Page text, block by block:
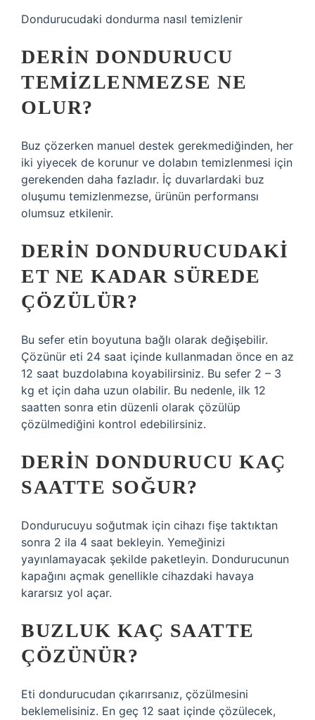
Dondurucudaki dondurma nasıl temizlenir
DERIN DONDURUCU
TEMIZLENMEZSE NE
OLUR?
Buz çözerken manuel destek gerekmediğinden, her
iki yiyecek de korunur ve dolabın temizlenmesi için
gerekenden daha fazladır. İç duvarlardaki buz
oluşumu temizlenmezse, ürünün performansı
olumsuz etkilenir.
DERIN DONDURUCUDAKI
ET NE KADAR SÜREDE
ÇÖZÜLÜR?
Bu sefer etin boyutuna bağlı olarak değişebilir.
Çözünür eti 24 saat içinde kullanmadan önce en az
12 saat buzdolabına koyabilirsiniz. Bu sefer 2 – 3
kg et için daha uzun olabilir. Bu nedenle, ilk 12
saatten sonra etin düzenli olarak çözülüp
çözülmediğini kontrol edebilirsiniz.
DERIN DONDURUCU KAÇ
SAATTE SOĞUR?
Dondurucuyu soğutmak için cihazı fişe taktıktan
sonra 2 ila 4 saat bekleyin. Yemeğinizi
yayınlamayacak şekilde paketleyin. Dondurucunun
kapağını açmak genellikle cihazdaki havaya
kararsız yol açar.
BUZLUK KAÇ SAATTE
ÇÖZÜNÜR?
Eti dondurucudan çıkarırsanız, çözülmesini
beklemelisiniz. En geç 12 saat içinde çözülecek,